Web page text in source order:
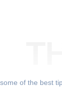
of the best